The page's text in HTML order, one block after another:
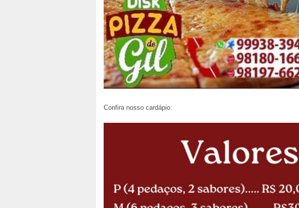
Confira nosso cardápio: